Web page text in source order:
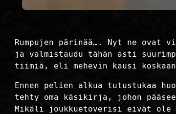
Rumpujen pärinää…. Nyt ne
ja valmistaudu tähän asti
tiimiä, eli mehevin kausi
Ennen pelien alkua tutustukaa
tehty oma käsikirja, johon
Mikäli joukkuetoverisi eivät ole